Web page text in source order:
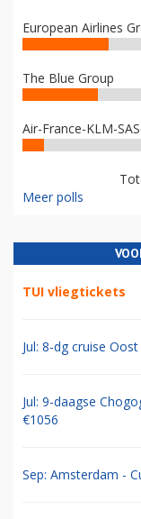
European Airlines
The Blue Group
Air-France-KLM-
Meer polls
TUI vliegtickets
Jul: 8-dg cruise
Jul: 9-daagse
€1056
Sep: Amsterdam -